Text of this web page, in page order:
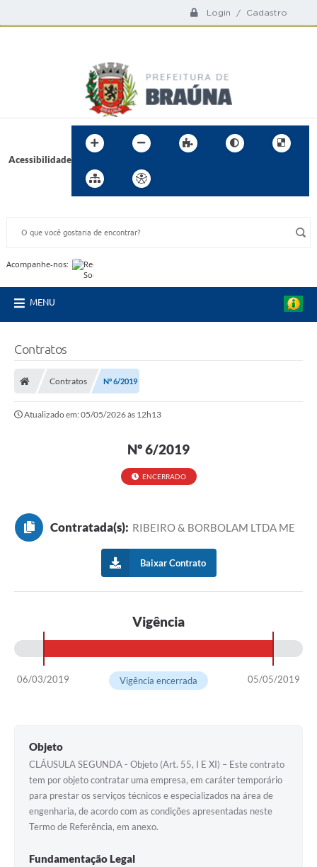
Login / Cadastro
Acessibilidade
Acompanhe-nos:
MENU
Contratos
Contratos Nº 6/2019
Atualizado em: 05/05/2026 às 12h13
Nº 6/2019
ENCERRADO
Contratada(s): RIBEIRO & BORBOLAM LTDA ME
Baixar Contrato
Vigência
06/03/2019 05/05/2019
Vigência encerrada
Objeto
CLÁUSULA SEGUNDA - Objeto (Art. 55, I E XI) – Este contrato
tem por objeto contratar uma empresa, em caráter temporário
para prestar os serviços técnicos e especializados na área de
engenharia, de acordo com as condições apresentadas neste
Termo de Referência, em anexo.
Fundamentação Legal